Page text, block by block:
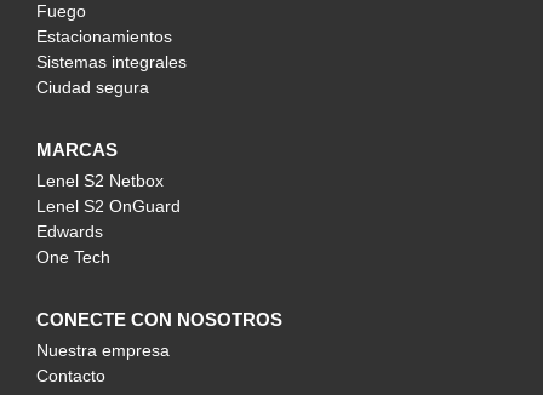
Fuego
Estacionamientos
Sistemas integrales
Ciudad segura
MARCAS
Lenel S2 Netbox
Lenel S2 OnGuard
Edwards
One Tech
CONECTE CON NOSOTROS
Nuestra empresa
Contacto